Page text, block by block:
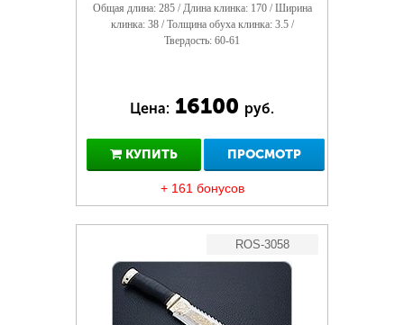
Общая длина: 285 / Длина клинка: 170 / Ширина
клинка: 38 / Толщина обуха клинка: 3.5 /
Твердость: 60-61
Цена: 16100 руб.
КУПИТЬ ПРОСМОТР
+ 161 бонусов
ROS-3058